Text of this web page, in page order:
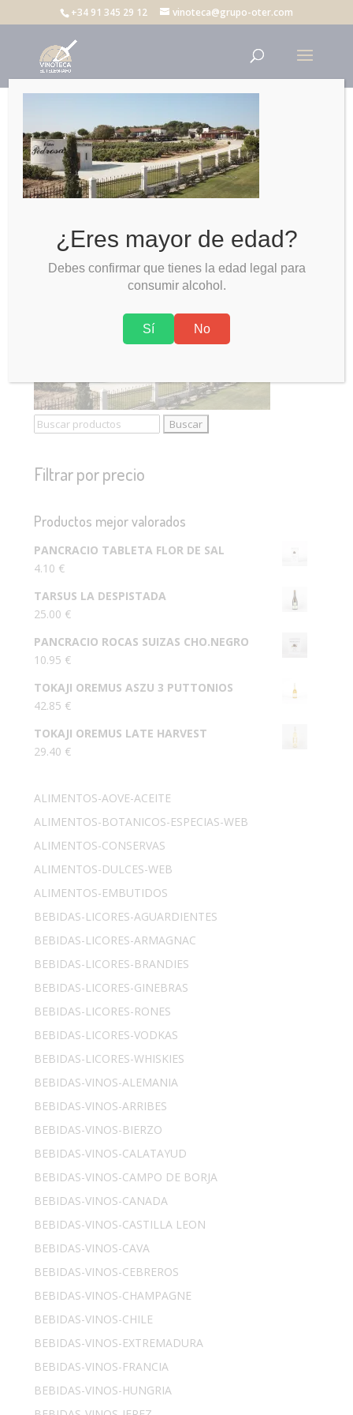
+34 91 345 29 12 vinoteca@grupo-oter.com
vinos pedrosa
Buscar:
Filtrar por precio
Productos mejor valorados
PANCRACIO TABLETA FLOR DE SAL
4.10 €
TARSUS LA DESPISTADA
25.00 €
PANCRACIO ROCAS SUIZAS CHO.NEGRO
10.95 €
TOKAJI OREMUS ASZU 3 PUTTONIOS
42.85 €
TOKAJI OREMUS LATE HARVEST
29.40 €
ALIMENTOS-AOVE-ACEITE
ALIMENTOS-BOTANICOS-ESPECIAS-WEB
ALIMENTOS-CONSERVAS
ALIMENTOS-DULCES-WEB
ALIMENTOS-EMBUTIDOS
BEBIDAS-LICORES-AGUARDIENTES
BEBIDAS-LICORES-ARMAGNAC
BEBIDAS-LICORES-BRANDIES
BEBIDAS-LICORES-GINEBRAS
BEBIDAS-LICORES-RONES
BEBIDAS-LICORES-VODKAS
BEBIDAS-LICORES-WHISKIES
BEBIDAS-VINOS-ALEMANIA
BEBIDAS-VINOS-ARRIBES
BEBIDAS-VINOS-BIERZO
BEBIDAS-VINOS-CALATAYUD
BEBIDAS-VINOS-CAMPO DE BORJA
BEBIDAS-VINOS-CANADA
BEBIDAS-VINOS-CASTILLA LEON
BEBIDAS-VINOS-CAVA
BEBIDAS-VINOS-CEBREROS
BEBIDAS-VINOS-CHAMPAGNE
BEBIDAS-VINOS-CHILE
BEBIDAS-VINOS-EXTREMADURA
BEBIDAS-VINOS-FRANCIA
BEBIDAS-VINOS-HUNGRIA
¿Eres mayor de edad?
Debes confirmar que tienes la edad legal para
consumir alcohol.
Sí No